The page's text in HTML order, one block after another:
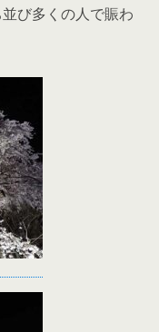
び多くの人で賑わ